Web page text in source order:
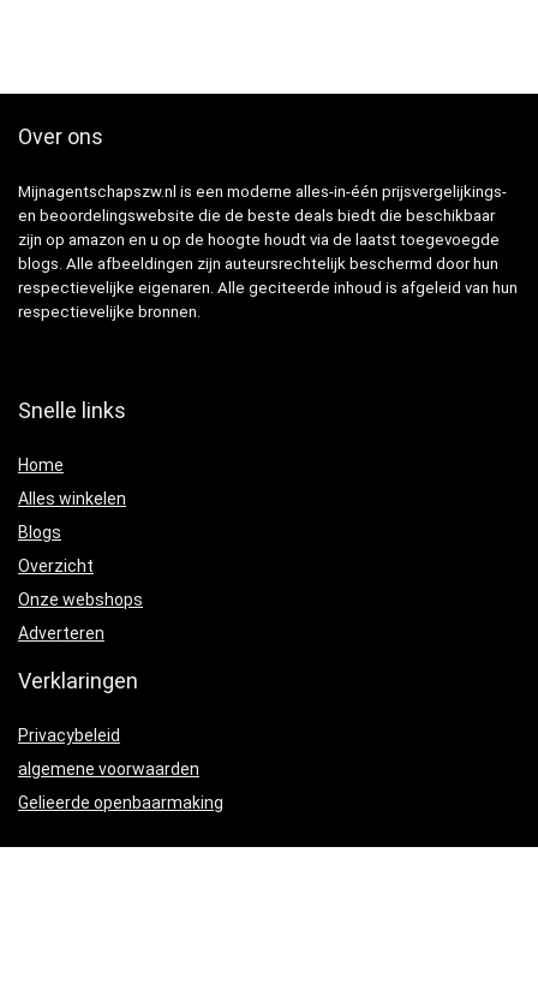
Over ons
Mijnagentschapszw.nl is een moderne alles-in-één prijsvergelijkings-
en beoordelingswebsite die de beste deals biedt die beschikbaar
zijn op amazon en u op de hoogte houdt via de laatst toegevoegde
blogs. Alle afbeeldingen zijn auteursrechtelijk beschermd door hun
respectievelijke eigenaren. Alle geciteerde inhoud is afgeleid van hun
respectievelijke bronnen.
Snelle links
Home
Alles winkelen
Blogs
Overzicht
Onze webshops
Adverteren
Verklaringen
Privacybeleid
algemene voorwaarden
Gelieerde openbaarmaking